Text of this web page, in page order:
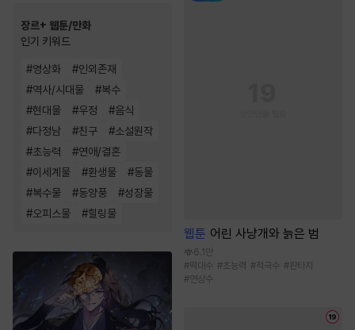
장르+ 웹툰/만화
인기 키워드
#영상화 #인외존재
#역사/시대물 #복수
#현대물 #우정 #음식
#다정남 #친구 #소설원작
#초능력 #연애/결혼
#이세계물 #환생물 #동물
#복수물 #동양풍 #성장물
#오피스물 #힐링물
웹툰 어린 사냥개와 늙은 범
6.1만
#떡대수 #초능력 #적극수 #판타지
#연상수